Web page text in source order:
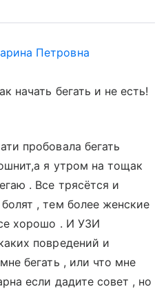
Петровна
начать бегать и не есть!
пробовала бегать
я утром на тощак
. Все трясётся и
, тем более женские
хорошо . И УЗИ
повредений и
бегать , или что мне
если дадите совет , но